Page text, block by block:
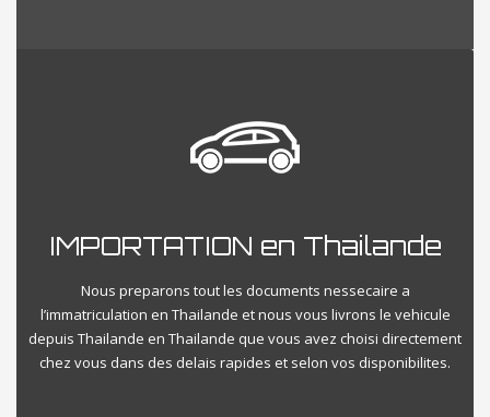
IMPORTATION en Thailande
Nous preparons tout les documents nessecaire a
l’immatriculation en Thailande et nous vous livrons le vehicule
depuis Thailande en Thailande que vous avez choisi directement
chez vous dans des delais rapides et selon vos disponibilites.